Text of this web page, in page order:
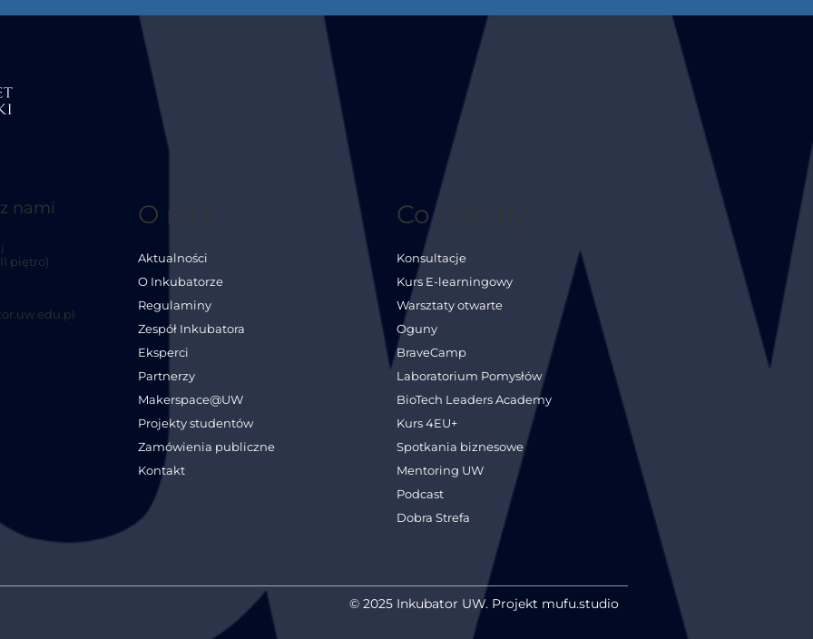
nami
piętro)
O nas
Aktualności
O Inkubatorze
Regulaminy
Zespół Inkubatora
Eksperci
Partnerzy
Makerspace@UW
Projekty studentów
Zamówienia publiczne
Kontakt
Co robimy
Konsultacje
Kurs E-learningowy
Warsztaty otwarte
Oguny
BraveCamp
Laboratorium Pomysłów
BioTech Leaders Academy
Kurs 4EU+
Spotkania biznesowe
Mentoring UW
Podcast
Dobra Strefa
© 2025 Inkubator UW. Projekt mufu.studio